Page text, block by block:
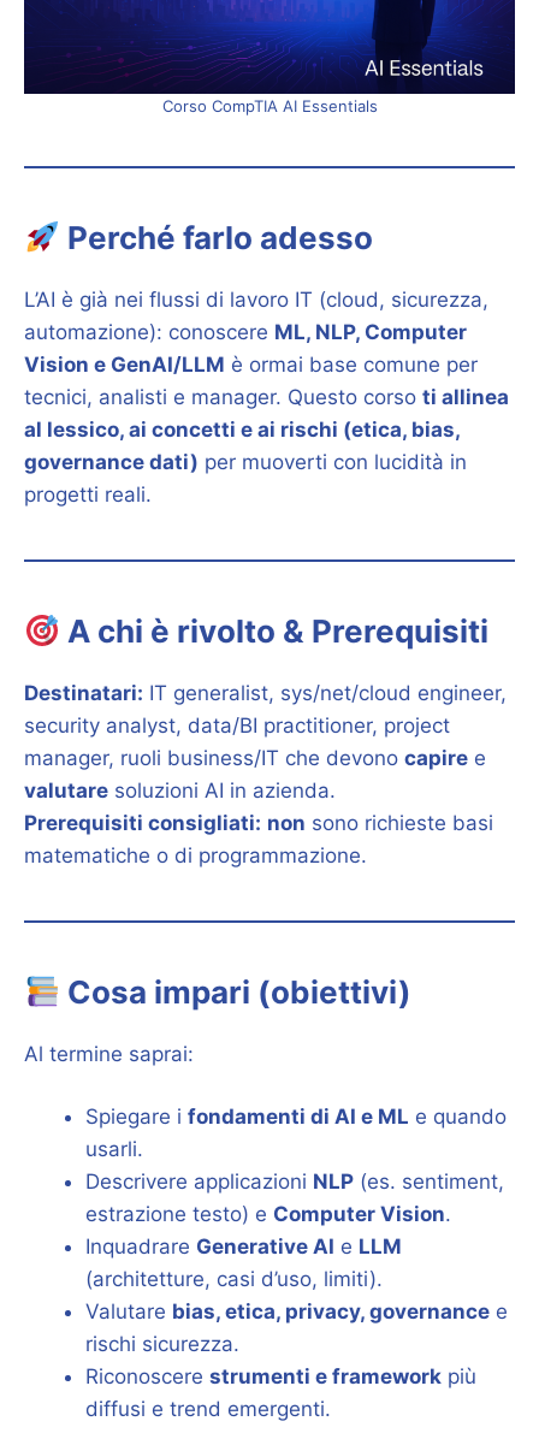
Corso CompTIA AI Essentials
Perché farlo adesso
L’AI è già nei flussi di lavoro IT (cloud, sicurezza,
automazione): conoscere ML, NLP, Computer
Vision e GenAI/LLM è ormai base comune per
tecnici, analisti e manager. Questo corso ti allinea
al lessico, ai concetti e ai rischi (etica, bias,
governance dati) per muoverti con lucidità in
progetti reali.
A chi è rivolto & Prerequisiti
Destinatari: IT generalist, sys/net/cloud engineer,
security analyst, data/BI practitioner, project
manager, ruoli business/IT che devono capire e
valutare soluzioni AI in azienda.
Prerequisiti consigliati: non sono richieste basi
matematiche o di programmazione.
Cosa impari (obiettivi)
Al termine saprai:
Spiegare i fondamenti di AI e ML e quando
usarli.
Descrivere applicazioni NLP (es. sentiment,
estrazione testo) e Computer Vision.
Inquadrare Generative AI e LLM
(architetture, casi d’uso, limiti).
Valutare bias, etica, privacy, governance e
rischi sicurezza.
Riconoscere strumenti e framework più
diffusi e trend emergenti.